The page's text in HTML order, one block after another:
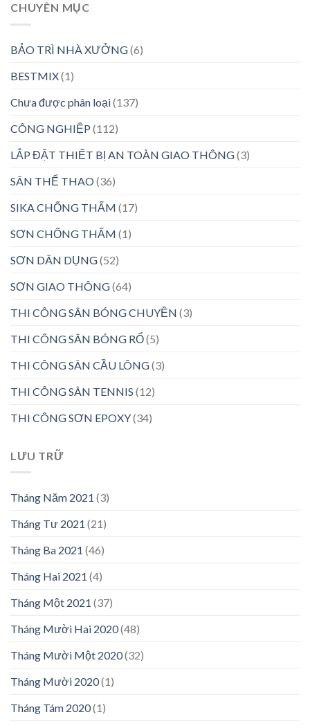
CHUYÊN MỤC
BẢO TRÌ NHÀ XƯỞNG(6)
BESTMIX(1)
Chưa được phân loại(137)
CÔNG NGHIỆP (112)
LẮP ĐẶT THIẾT BỊ AN TOÀN GIAO THÔNG(3)
SÂN THỂ THAO(36)
SIKA CHỐNG THẤM (17)
SƠN CHỐNG THẤM (1)
SƠN DÂN DỤNG(52)
SƠN GIAO THÔNG(64)
THI CÔNG SÂN BÓNG CHUYỀN (3)
THI CÔNG SÂN BÓNG RỔ(5)
THI CÔNG SÂN CẦU LÔNG(3)
THI CÔNG SÂN TENNIS (12)
THI CÔNG SƠN EPOXY(34)
LƯU TRỮ
Tháng Năm 2021 (3)
Tháng Tư 2021 (21)
Tháng Ba 2021 (46)
Tháng Hai 2021 (4)
Tháng Một 2021 (37)
Tháng Mười Hai 2020(48)
Tháng Mười Một 2020(32)
Tháng Mười 2020(1)
Tháng Tám 2020(1)